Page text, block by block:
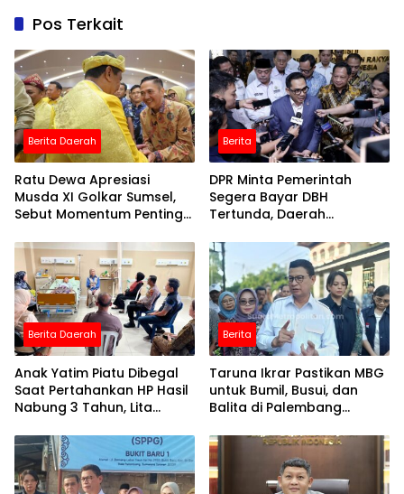
Pos Terkait
Berita Daerah
Ratu Dewa Apresiasi
Musda XI Golkar Sumsel,
Sebut Momentum Penting
Berita
DPR Minta Pemerintah
Segera Bayar DBH
Tertunda, Daerah
Nafas Fiskal
Berita Daerah
Anak Yatim Piatu Dibegal
Saat Pertahankan HP Hasil
Nabung 3 Tahun, Lita
Tidak Manusiawi
Berita
Taruna Ikrar Pastikan MBG
untuk Bumil, Busui, dan
Balita di Palembang